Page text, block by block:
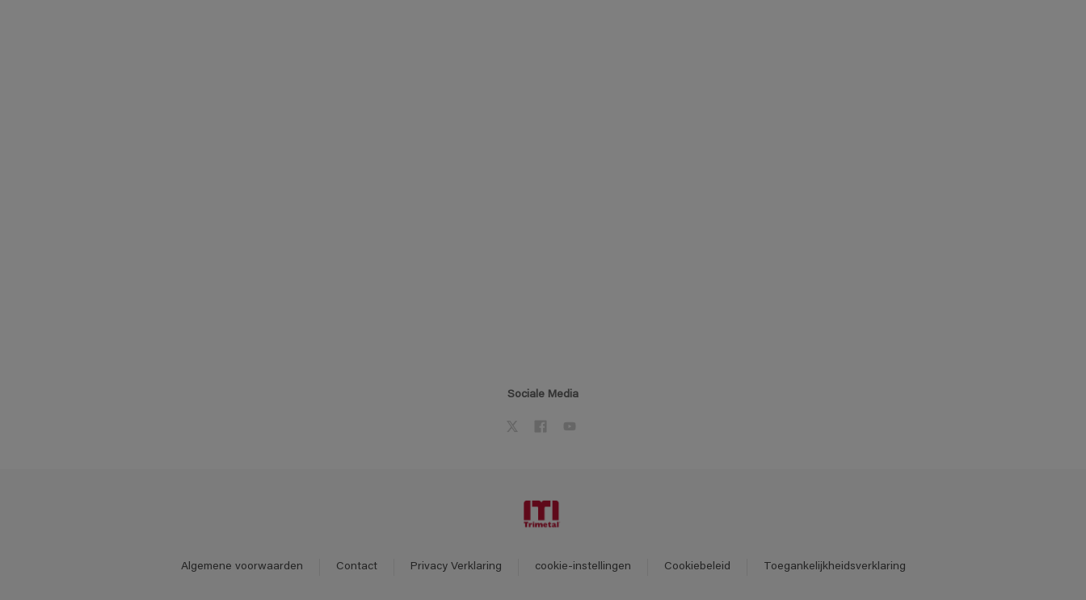
Sociale Media
Algemene voorwaarden Contact Privacy Verklaring cookie-instellingen Cookiebeleid Toegankelijkheidsverklaring